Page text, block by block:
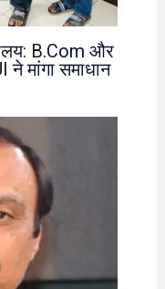
B.Com और
ने मांगा समाधान